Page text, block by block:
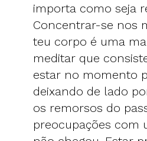
importa como seja
Concentrar-se nos
teu corpo é uma
meditar que
estar no momento
deixando de lado
os remorsos do
preocupações com